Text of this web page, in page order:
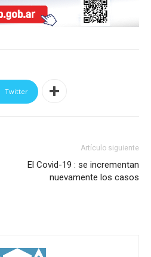
Twitter
Artículo siguiente
El Covid-19 : se incrementan
nuevamente los casos